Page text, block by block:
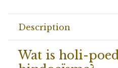
Description
Wat is holi-